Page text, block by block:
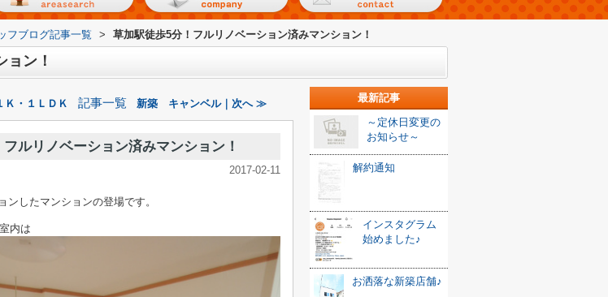
フブログ記事一覧 > 草加駅徒歩5分！フルリノベーション済みマンション！
ン！
・１ＬＤＫ 記事一覧 新築 キャンベル｜次へ ≫
ルリノベーション済みマンション！
2017-02-11
ンしたマンションの登場です。
内は
最新記事
～定休日変更の
お知らせ～
解約通知
インスタグラム
始めました♪
お洒落な新築店舗♪